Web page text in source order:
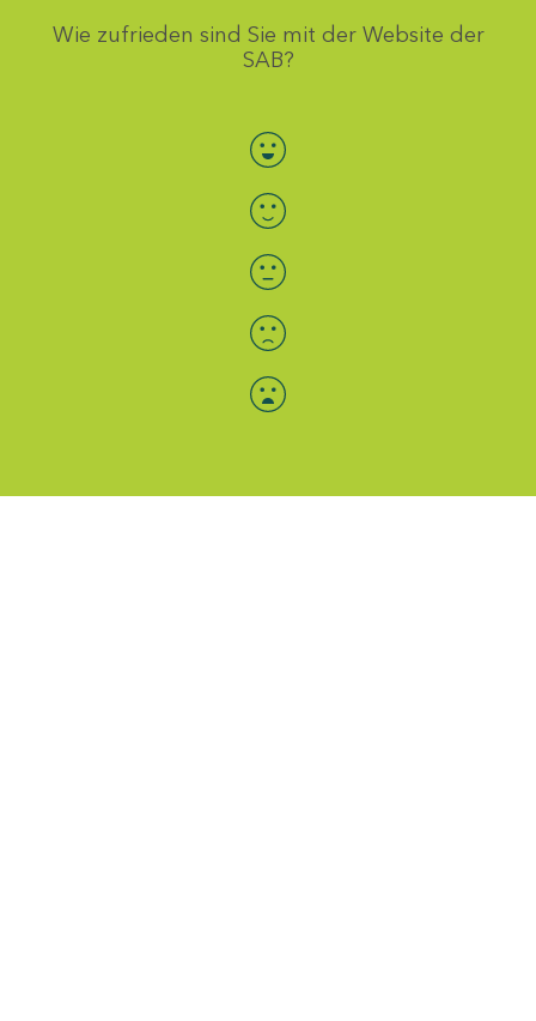
Wie zufrieden sind Sie mit der Website der
SAB?
Bewertung auswählen